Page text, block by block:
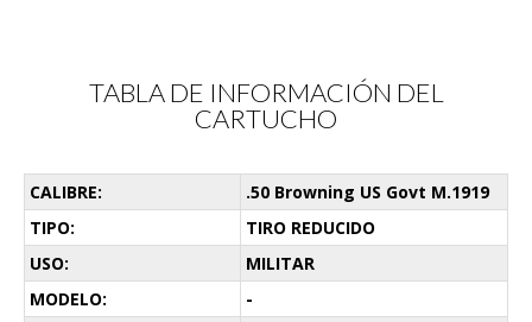
TABLA DE INFORMACIÓN DEL
CARTUCHO
CALIBRE:
.50 Browning US Govt M.1919
TIPO:
TIRO REDUCIDO
USO:
MILITAR
MODELO:
-